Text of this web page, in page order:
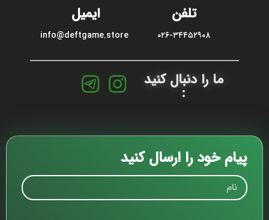
تلفن
۰۲۶-۳۴۴۵۲۹۰۸
ایمیل
info@deftgame.store
ما را دنبال کنید
:
پیام خود را ارسال کنید